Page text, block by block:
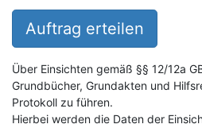
Auftrag erteilen
Über Einsichten gemäß §§ 12/12a
Grundbücher, Grundakten und
Protokoll zu führen.
Hierbei werden die Daten der